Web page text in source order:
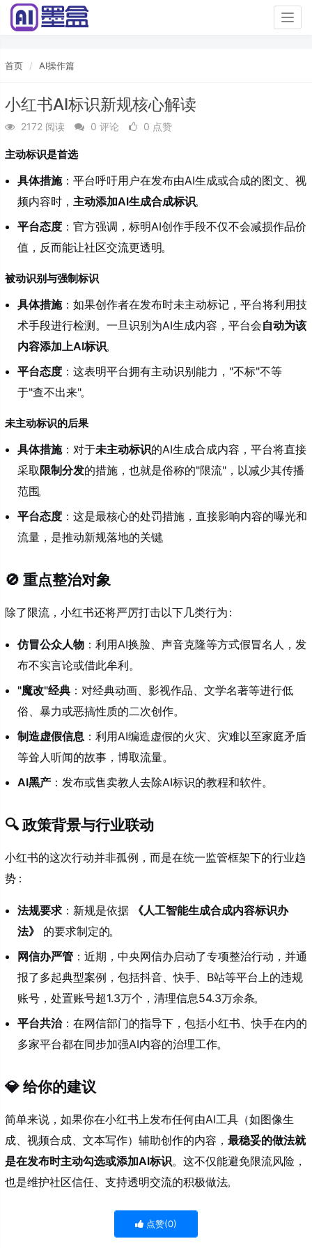
首页 AI操作篇
小红书AI标识新规核心解读
2172 阅读 0 评论 0 点赞
主动标识是首选
具体措施：平台呼吁用户在发布由AI生成或合成的图文、视
频内容时， 主动添加AI生成合成标识。
平台态度 ：官方强调，标明AI创作手段不仅不会减损作品价
值，反而能让社区交流更透明。
被动识别与强制标识
具体措施：如果创作者在发布时未主动标记，平台将利用技
术手段进行检测。一旦识别为AI生成内容，平台会自动为该
内容添加上AI标识。
平台态度 ：这表明平台拥有主动识别能力，"不标"不等
于"查不出来"。
未主动标识的后果
具体措施：对于未主动标识的AI生成合成内容，平台将直接
采取 限制分发的措施，也就是俗称的"限流"，以减少其传播
范围。
平台态度 ：这是最核心的处罚措施，直接影响内容的曝光和
流量，是推动新规落地的关键。
🚫 重点整治对象
除了限流，小红书还将严厉打击以下几类行为：
仿冒公众人物 ：利用AI换脸、声音克隆等方式假冒名人，发
布不实言论或借此牟利。
"魔改"经典 ：对经典动画、影视作品、文学名著等进行低
俗、暴力或恶搞性质的二次创作。
制造虚假信息 ：利用AI编造虚假的火灾、灾难以至家庭矛盾
等耸人听闻的故事，博取流量。
AI黑产 ：发布或售卖教人去除AI标识的教程和软件。
🔍 政策背景与行业联动
小红书的这次行动并非孤例，而是在统一监管框架下的行业趋
势：
法规要求：新规是依据
《人工智能生成合成内容标识办
法》
的要求制定的。
网信办严管 ：近期，中央网信办启动了专项整治行动，并通
报了多起典型案例，包括抖音、快手、B站等平台上的违规
账号，处置账号超1.3万个，清理信息54.3万余条。
平台共治：在网信部门的指导下，包括小红书、快手在内的
多家平台都在同步加强AI内容的治理工作。
💎 给你的建议
简单来说，如果你在小红书上发布任何由AI工具（如图像生
成、视频合成、文本写作）辅助创作的内容， 最稳妥的做法就
是在发布时主动勾选或添加AI标识。这不仅能避免限流风险，
也是维护社区信任、支持透明交流的积极做法。
点赞(0)